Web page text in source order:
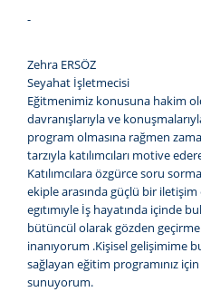
-
Zehra ERSÖZ
Seyahat İşletmecisi
Eğitmenimiz konusuna hakim
davranışlarıyla ve
program olmasına rağmen
tarzıyla katılımcıları motive
Katılımcılara özgürce soru
ekiple arasında güçlü bir
egıtımıyle İş hayatında içinde
bütüncül olarak gözden
inanıyorum .Kişisel gelişimime
sağlayan eğitim programınız
sunuyorum.